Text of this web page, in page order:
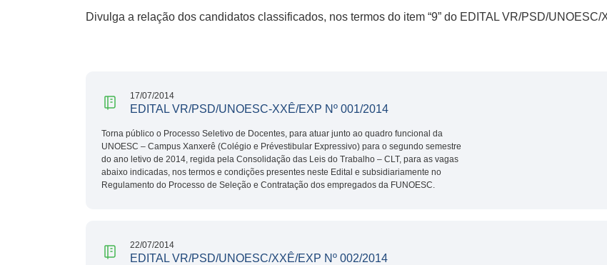
Divulga a relação dos candidatos classificados, nos termos do item “9” do EDITAL VR/PSD/UNOESC/
17/07/2014
EDITAL VR/PSD/UNOESC-XXÊ/EXP Nº 001/2014
Torna público o Processo Seletivo de Docentes, para atuar junto ao quadro funcional da
UNOESC – Campus Xanxerê (Colégio e Prévestibular Expressivo) para o segundo semestre
do ano letivo de 2014, regida pela Consolidação das Leis do Trabalho – CLT, para as vagas
abaixo indicadas, nos termos e condições presentes neste Edital e subsidiariamente no
Regulamento do Processo de Seleção e Contratação dos empregados da FUNOESC.
22/07/2014
EDITAL VR/PSD/UNOESC/XXÊ/EXP Nº 002/2014